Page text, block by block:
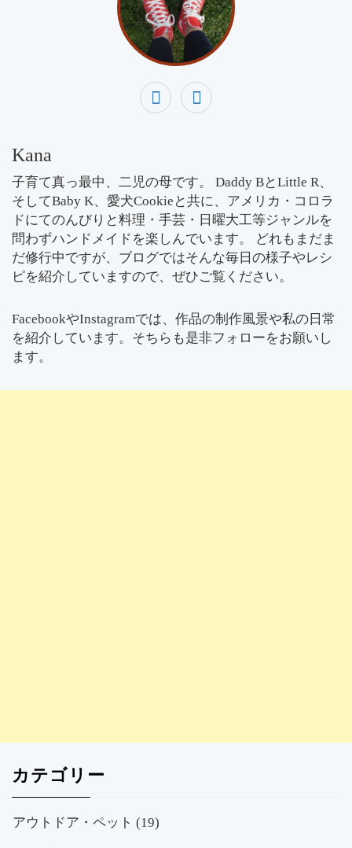
Kana
子育て真っ最中、二児の母です。 Daddy BとLittle R、
そしてBaby K、愛犬Cookieと共に、アメリカ・コロラ
ドにてのんびりと料理・手芸・日曜大工等ジャンルを
問わずハンドメイドを楽しんでいます。 どれもまだま
だ修行中ですが、ブログではそんな毎日の様子やレシ
ピを紹介していますので、ぜひご覧ください。
FacebookやInstagramでは、作品の制作風景や私の日常
を紹介しています。そちらも是非フォローをお願いし
ます。
カテゴリー
アウトドア・ペット (19)